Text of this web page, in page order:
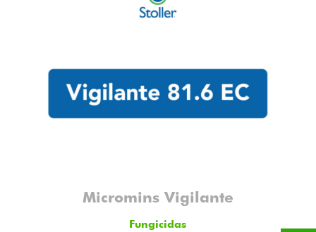
Micromins Vigilante
Fungicidas